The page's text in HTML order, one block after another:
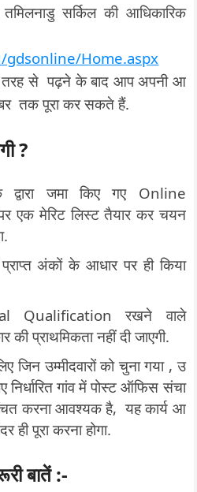
सर्किल की आधिकारिक
Home.aspx
तरह से पढ़ने के बाद आप अपनी आ
तक पूरा कर सकते हैं.
?
द्वारा जमा किए गए Online
एक मेरिट लिस्ट तैयार कर चयन
अंकों के आधार पर ही किया
Qualification रखने वाले
की प्राथमिकता नहीं दी जाएगी.
जिन उम्मीदवारों को चुना गया , उ
गांव में पोस्ट ऑफिस संचा
करना आवश्यक है, यह कार्य आ
पूरा करना होगा.
बातें :-